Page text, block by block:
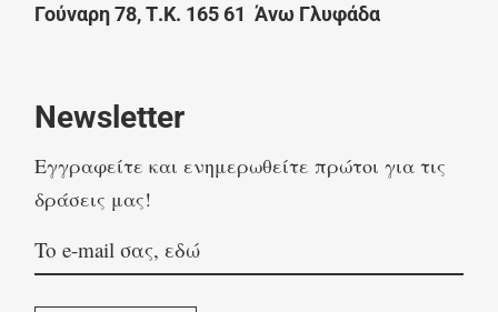
Γούναρη 78, Τ.Κ. 165 61 Άνω Γλυφάδα
Newsletter
Eγγραφείτε και ενημερωθείτε πρώτοι για τις
δράσεις μας!